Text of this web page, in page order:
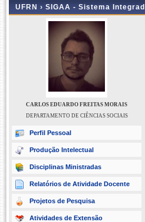
UFRN › SIGAA - Sistema
CARLOS EDUARDO FREITAS MORAIS
DEPARTAMENTO DE CIÊNCIAS SOCIAIS
Perfil Pessoal
Produção Intelectual
Disciplinas Ministradas
Relatórios de Atividade Docente
Projetos de Pesquisa
Atividades de Extensão